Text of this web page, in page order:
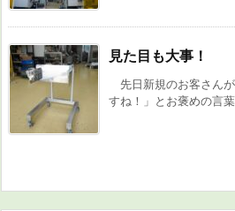
見た目も大事！
先日新規のお客さん
すね！」とお褒めの言